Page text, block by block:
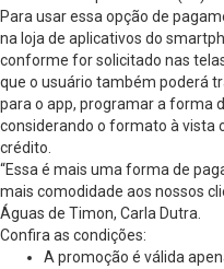
Para usar essa opção de
na loja de aplicativos do
conforme for solicitado nas
que o usuário também poderá
para o app, programar a forma
considerando o formato à vista
crédito.
“Essa é mais uma forma de
mais comodidade aos nossos
Águas de Timon, Carla Dutra.
Confira as condições:
A promoção é válida